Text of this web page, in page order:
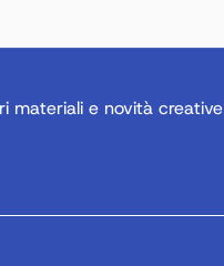
materiali e novità creative